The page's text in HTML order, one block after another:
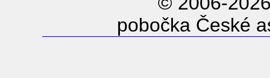
pobočka České